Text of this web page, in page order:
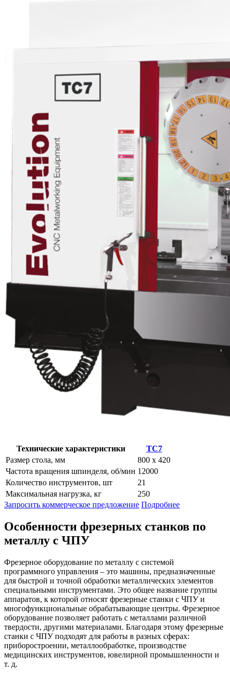
Технические характеристики
TC7
Размер стола, мм
800 x 420
Частота вращения шпинделя, об/мин 12000
Количество инструментов, шт
21
Максимальная нагрузка, кг
250
Запросить коммерческое предложение Подробнее
Особенности фрезерных станков по
металлу с ЧПУ
Фрезерное оборудование по металлу с системой
программного управления – это машины, предназначенные
для быстрой и точной обработки металлических элементов
специальными инструментами. Это общее название группы
аппаратов, к которой относят фрезерные станки с ЧПУ и
многофункциональные обрабатывающие центры. Фрезерное
оборудование позволяет работать с металлами различной
твердости, другими материалами. Благодаря этому фрезерные
станки с ЧПУ подходят для работы в разных сферах:
приборостроении, металлообработке, производстве
медицинских инструментов, ювелирной промышленности и
т. д.